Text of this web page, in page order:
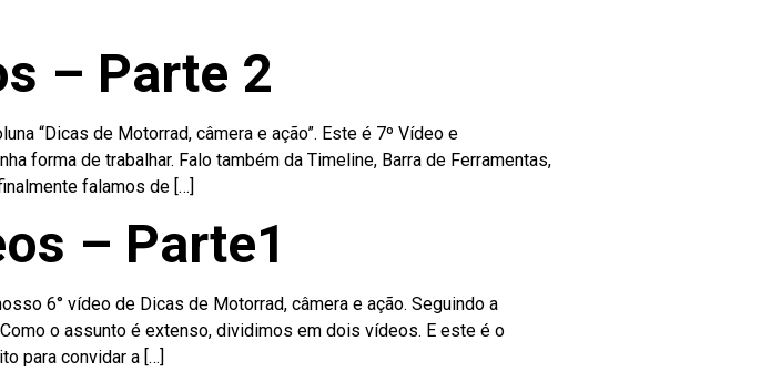
– Parte 2
“Dicas de Motorrad, câmera e ação”. Este é 7º Vídeo e
forma de trabalhar. Falo também da Timeline, Barra de Ferramentas,
falamos de […]
– Parte1
6° vídeo de Dicas de Motorrad, câmera e ação. Seguindo a
o assunto é extenso, dividimos em dois vídeos. E este é o
para convidar a […]